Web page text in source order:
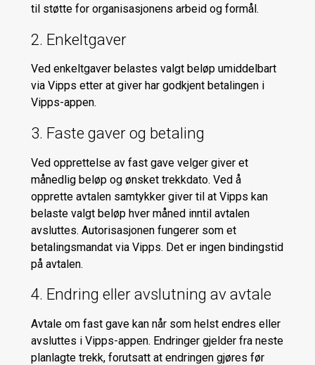
til støtte for organisasjonens arbeid og formål.
2. Enkeltgaver
Ved enkeltgaver belastes valgt beløp umiddelbart
via Vipps etter at giver har godkjent betalingen i
Vipps-appen.
3. Faste gaver og betaling
Ved opprettelse av fast gave velger giver et
månedlig beløp og ønsket trekkdato. Ved å
opprette avtalen samtykker giver til at Vipps kan
belaste valgt beløp hver måned inntil avtalen
avsluttes. Autorisasjonen fungerer som et
betalingsmandat via Vipps. Det er ingen bindingstid
på avtalen.
4. Endring eller avslutning av avtale
Avtale om fast gave kan når som helst endres eller
avsluttes i Vipps-appen. Endringer gjelder fra neste
planlagte trekk, forutsatt at endringen gjøres før